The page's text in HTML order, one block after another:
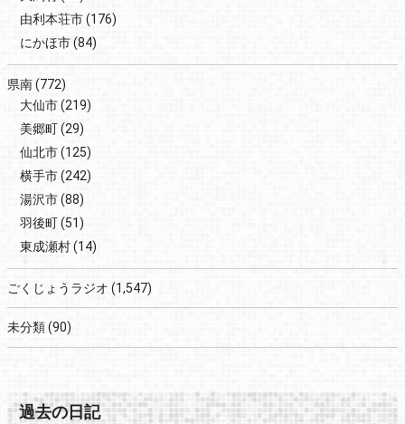
由利本荘市(176)
にかほ市(84)
県南(772)
大仙市(219)
美郷町(29)
仙北市(125)
横手市(242)
湯沢市(88)
羽後町(51)
東成瀬村(14)
ごくじょうラジオ (1,547)
未分類(90)
過去の日記